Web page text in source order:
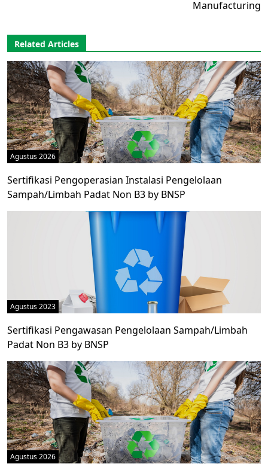
Manufacturing
Related Articles
Agustus 2026
Sertifikasi Pengoperasian Instalasi Pengelolaan
Sampah/Limbah Padat Non B3 by BNSP
Agustus 2023
Sertifikasi Pengawasan Pengelolaan Sampah/Limbah
Padat Non B3 by BNSP
Agustus 2026